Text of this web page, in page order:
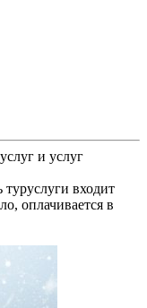
и услуг
входит
оплачивается в